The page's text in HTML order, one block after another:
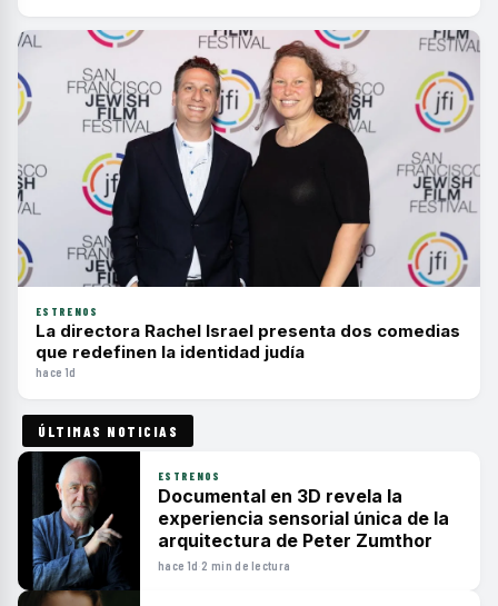
ESTRENOS
La directora Rachel Israel presenta dos comedias
que redefinen la identidad judía
hace 1d
ÚLTIMAS NOTICIAS
ESTRENOS
Documental en 3D revela la
experiencia sensorial única de la
arquitectura de Peter Zumthor
hace 1d·2 min de lectura